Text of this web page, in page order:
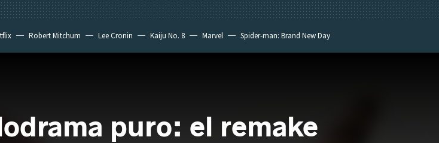
Robert Mitchum Lee Cronin Kaiju No. 8 Marvel Spider-man: Brand New Day
puro: el remake